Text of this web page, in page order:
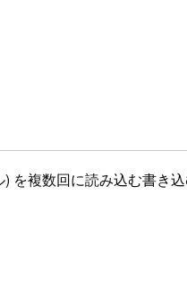
複数回に読み込む書き込